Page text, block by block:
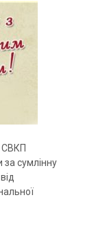
СВКП
сумлінну